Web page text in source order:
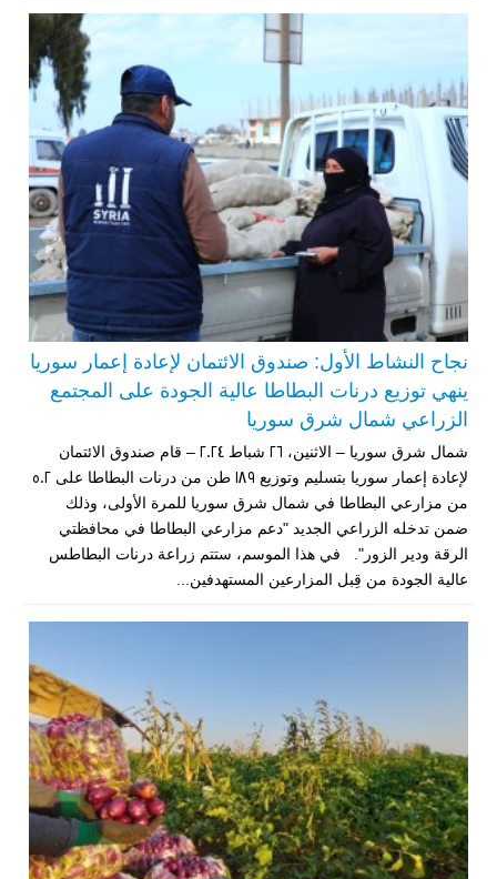
نجاح النشاط الأول: صندوق الائتمان لإعادة إعمار سوريا
ينهي توزيع درنات البطاطا عالية الجودة على المجتمع
الزراعي شمال شرق سوريا
شمال شرق سوريا – الاثنين، 26 شباط 2024 – قام صندوق الائتمان
لإعادة إعمار سوريا بتسليم وتوزيع 189 طن من درنات البطاطا على 502
من مزارعي البطاطا في شمال شرق سوريا للمرة الأولى، وذلك
ضمن تدخله الزراعي الجديد "دعم مزارعي البطاطا في محافظتي
الرقة ودير الزور". في هذا الموسم، ستتم زراعة درنات البطاطس
عالية الجودة من قِبل المزارعين المستهدفين...